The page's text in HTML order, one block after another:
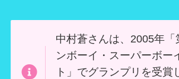
中村蒼さんは、2005年「
ンボーイ・スーパーボー
ト」でグランプリを受賞